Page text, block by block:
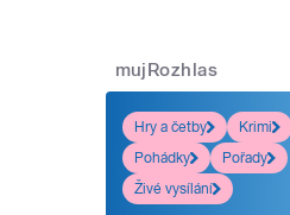
mujRozhlas
Hry a četby
Krimi
Pohádky
Pořady
Živé vysílání